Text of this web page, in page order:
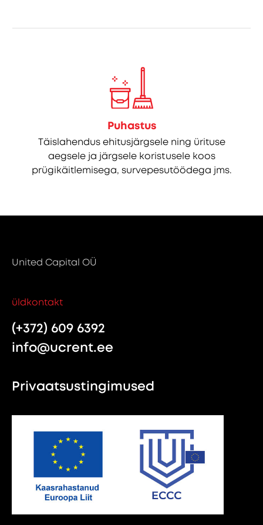
Puhastus
Täislahendus ehitusjärgsele ning ürituse
aegsele ja järgsele koristusele koos
prügikäitlemisega, survepesutöödega jms.
United Capital OÜ
üldkontakt
(+372) 609 6392
info@ucrent.ee
Privaatsustingimused